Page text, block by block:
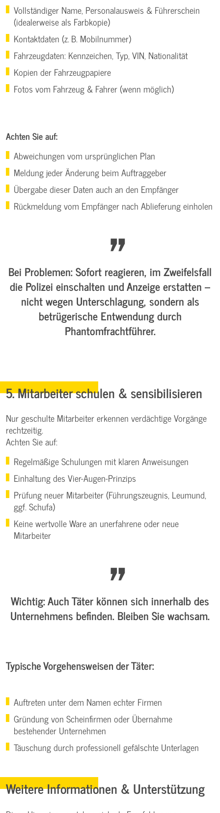
Vollständiger Name, Personalausweis & Führerschein
(idealerweise als Farbkopie)
Kontaktdaten (z. B. Mobilnummer)
Fahrzeugdaten: Kennzeichen, Typ, VIN, Nationalität
Kopien der Fahrzeugpapiere
Fotos vom Fahrzeug & Fahrer (wenn möglich)
Achten Sie auf:
Abweichungen vom ursprünglichen Plan
Meldung jeder Änderung beim Auftraggeber
Übergabe dieser Daten auch an den Empfänger
Rückmeldung vom Empfänger nach Ablieferung einholen
Bei Problemen:Sofort reagieren, im Zweifelsfall
die Polizei einschalten und Anzeige erstatten –
nicht wegen Unterschlagung, sondern als
betrügerische Entwendung durch
Phantomfrachtführer.
5. Mitarbeiter schulen & sensibilisieren
Nur geschulte Mitarbeiter erkennen verdächtige Vorgänge
rechtzeitig.
Achten Sie auf:
Regelmäßige Schulungen mit klaren Anweisungen
Einhaltung des Vier-Augen-Prinzips
Prüfung neuer Mitarbeiter (Führungszeugnis, Leumund,
ggf. Schufa)
Keine wertvolle Ware an unerfahrene oder neue
Mitarbeiter
Wichtig:Auch Täter können sich innerhalb des
Unternehmens befinden. Bleiben Sie wachsam.
Typische Vorgehensweisen der Täter:
Auftreten unter dem Namen echter Firmen
Gründung von Scheinfirmen oder Übernahme
bestehender Unternehmen
Täuschung durch professionell gefälschte Unterlagen
Weitere Informationen & Unterstützung